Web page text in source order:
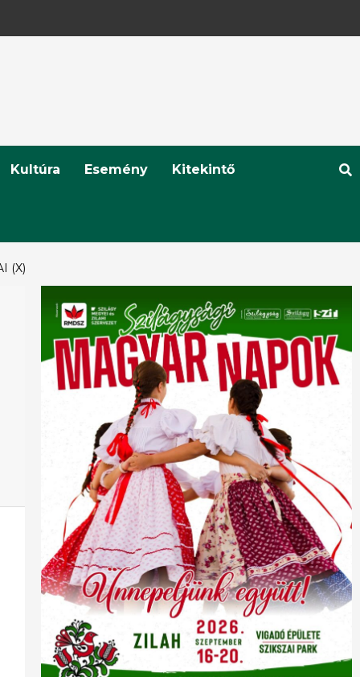
Kultúra Esemény Kitekintő
(X)